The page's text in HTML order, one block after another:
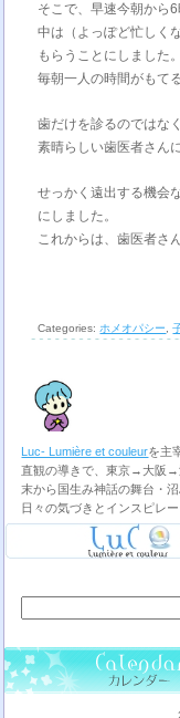
そこで、早速今朝から
中は（よっぽど忙しく
もらうことにしました。
毎朝一人の時間がもて
歯だけを診るのではな
素晴らしい歯医者さん
せっかく遠出する機会
にしました。
これからは、歯医者さ
Categories: ホメオパシー ,
Luc- Lumière et couleurを主
直観の導きで、東京→大阪→
末から国生み神話の舞台・
日々の気づきとインスピレ
索: